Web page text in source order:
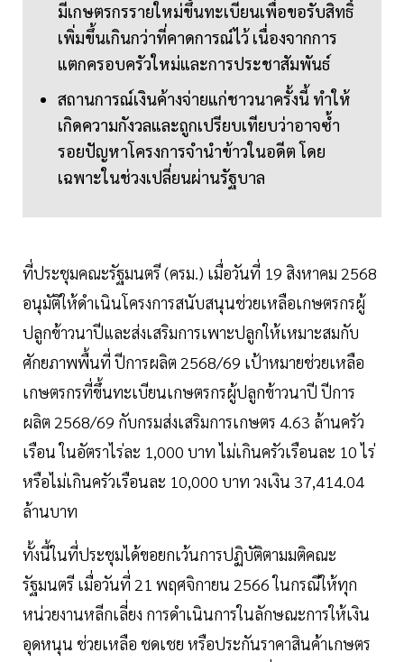
มีเกษตรกรรายใหม่ขึ้นทะเบียนเพื่อขอรับสิทธิ์
เพิ่มขึ้นเกินกว่าที่คาดการณ์ไว้ เนื่องจากการ
แตกครอบครัวใหม่และการประชาสัมพันธ์
สถานการณ์เงินค้างจ่ายแก่ชาวนาครั้งนี้ ทำให้
เกิดความกังวลและถูกเปรียบเทียบว่าอาจซ้ำ
รอยปัญหาโครงการจำนำข้าวในอดีต โดย
เฉพาะในช่วงเปลี่ยนผ่านรัฐบาล
ที่ประชุมคณะรัฐมนตรี (ครม.) เมื่อวันที่ 19 สิงหาคม 2568
อนุมัติให้ดำเนินโครงการสนับสนุนช่วยเหลือเกษตรกรผู้
ปลูกข้าวนาปีและส่งเสริมการเพาะปลูกให้เหมาะสมกับ
ศักยภาพพื้นที่ ปีการผลิต 2568/69 เป้าหมายช่วยเหลือ
เกษตรกรที่ขึ้นทะเบียนเกษตรกรผู้ปลูกข้าวนาปี ปีการ
ผลิต 2568/69 กับกรมส่งเสริมการเกษตร 4.63 ล้านครัว
เรือน ในอัตราไร่ละ 1,000 บาท ไม่เกินครัวเรือนละ 10 ไร่
หรือไม่เกินครัวเรือนละ 10,000 บาท วงเงิน 37,414.04
ล้านบาท
ทั้งนี้ในที่ประชุมได้ขอยกเว้นการปฏิบัติตามมติคณะ
รัฐมนตรี เมื่อวันที่ 21 พฤศจิกายน 2566 ในกรณีให้ทุก
หน่วยงานหลีกเลี่ยง การดำเนินการในลักษณะการให้เงิน
อุดหนุน ช่วยเหลือ ชดเชย หรือประกันราคาสินค้าเกษตร